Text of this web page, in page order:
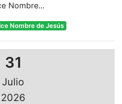
Nombre...
Nombre de Jesús
31
Julio
2026